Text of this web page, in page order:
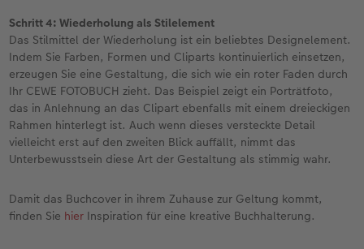
Schritt 4: Wiederholung als Stilelement
Das Stilmittel der Wiederholung ist ein beliebtes Designelement.
Indem Sie Farben, Formen und Cliparts kontinuierlich einsetzen,
erzeugen Sie eine Gestaltung, die sich wie ein roter Faden durch
Ihr CEWE FOTOBUCH zieht. Das Beispiel zeigt ein Porträtfoto,
das in Anlehnung an das Clipart ebenfalls mit einem dreieckigen
Rahmen hinterlegt ist. Auch wenn dieses versteckte Detail
vielleicht erst auf den zweiten Blick auffällt, nimmt das
Unterbewusstsein diese Art der Gestaltung als stimmig wahr.
Damit das Buchcover in ihrem Zuhause zur Geltung kommt,
finden Sie hier Inspiration für eine kreative Buchhalterung.